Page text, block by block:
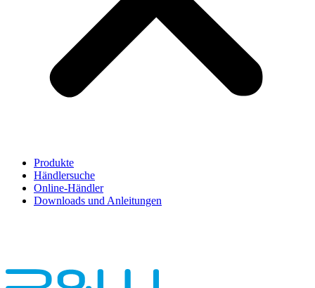
Produkte
Händlersuche
Online-Händler
Downloads und Anleitungen